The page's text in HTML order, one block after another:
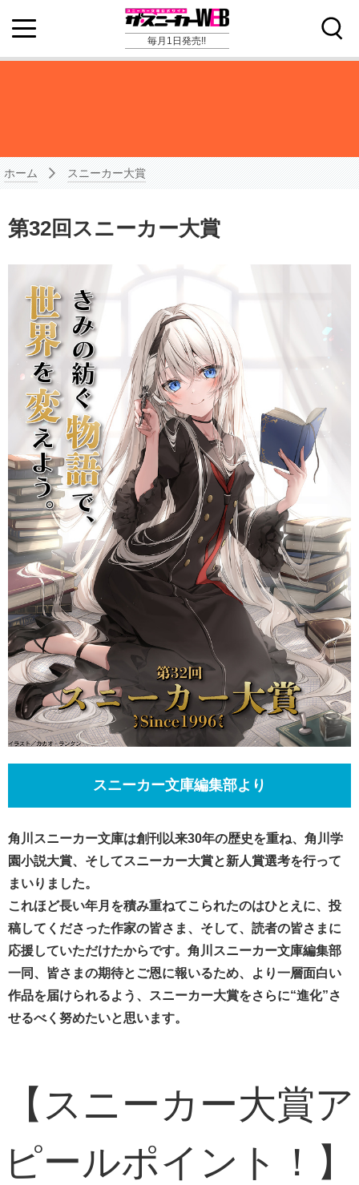
毎月1日発売!!
ホーム スニーカー大賞
第32回スニーカー大賞
スニーカー文庫編集部より
角川スニーカー文庫は創刊以来30年の歴史を重ね、角川学
園小説大賞、そしてスニーカー大賞と新人賞選考を行って
まいりました。
これほど長い年月を積み重ねてこられたのはひとえに、投
稿してくださった作家の皆さま、そして、読者の皆さまに
応援していただけたからです。角川スニーカー文庫編集部
一同、皆さまの期待とご恩に報いるため、より一層面白い
作品を届けられるよう、スニーカー大賞をさらに“進化”さ
せるべく努めたいと思います。
【スニーカー大賞ア
ピールポイント！】